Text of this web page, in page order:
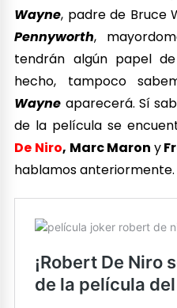
Wayne, padre de Bruce
Pennyworth,
tendrán algún papel
hecho, tampoco
Wayne aparecerá. Sí
de la película se
De Niro, Marc Maron y
hablamos anteriormente.